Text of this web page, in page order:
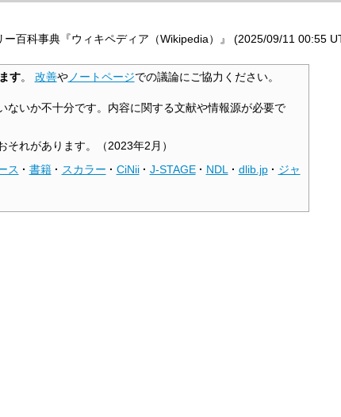
ー百科事典『ウィキペディア（Wikipedia）』 (2025/09/11 00:55
す。 改善やノートページでの議論にご協力ください。
ないか不十分です。内容に関する文献や情報源が必要で
それがあります。 （2023年2月 ）
ス · 書籍 · スカラー · CiNii · J-STAGE · NDL · dlib.jp · ジャ